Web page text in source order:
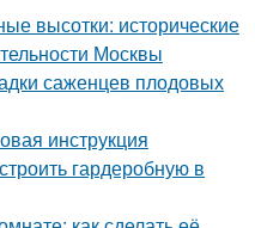
высотки: исторические
Москвы
саженцев плодовых
инструкция
гардеробную в